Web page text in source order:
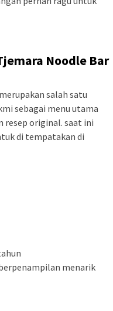
Noodle Bar
merupakan salah satu
sebagai menu utama
resep original. saat ini
di tempatakan di
menarik